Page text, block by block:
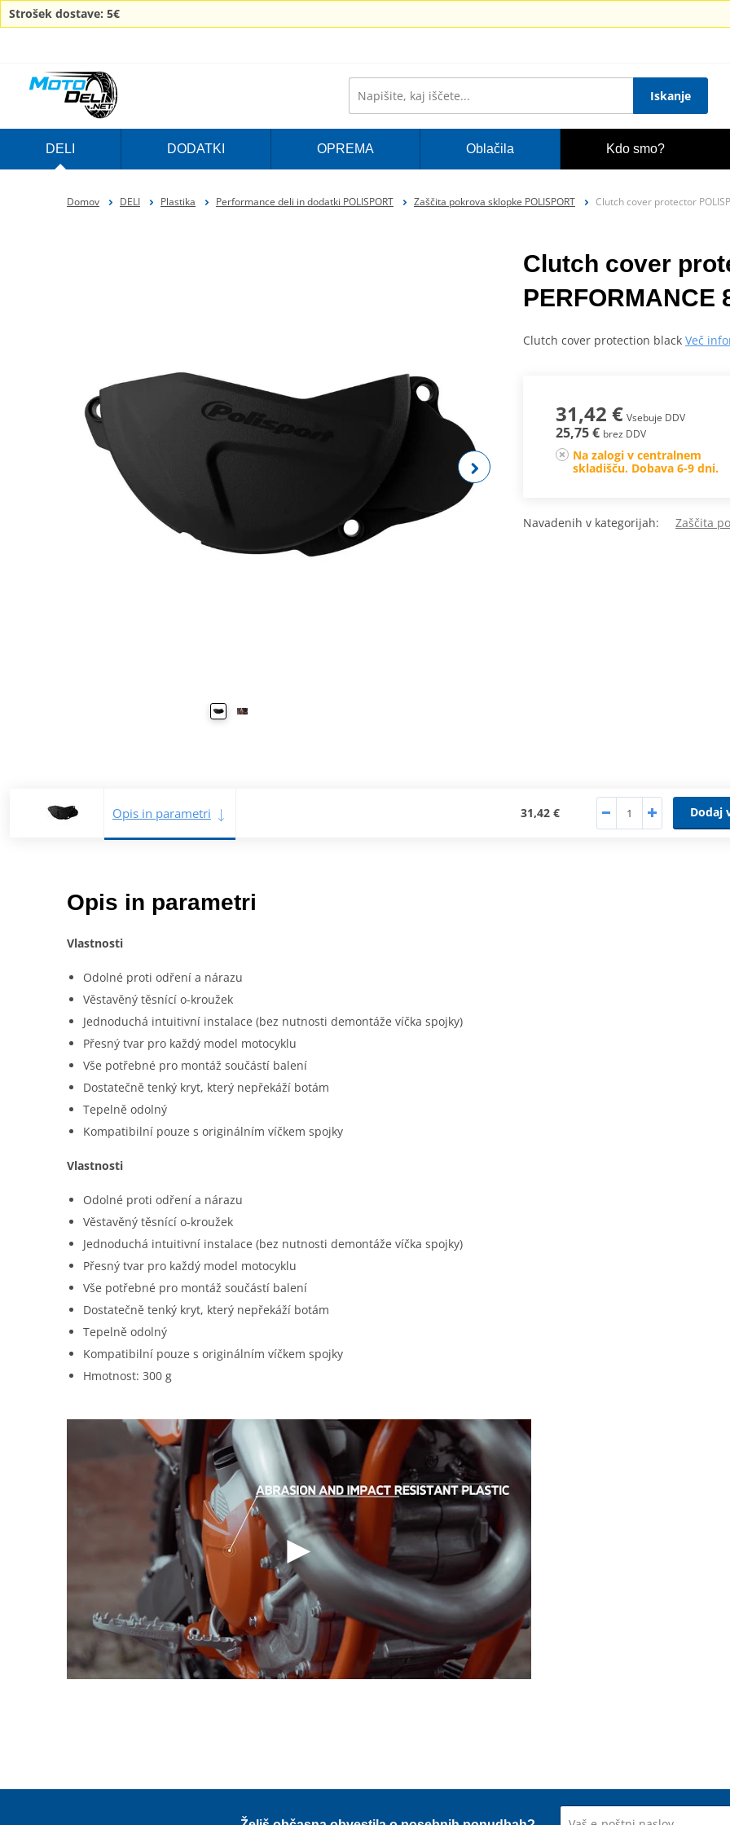
Strošek dostave: 5€
Iskanje
DELI DODATKI OPREMA Oblačila Kdo smo?
Domov DELI Plastika Performance deli in dodatki POLISPORT Zaščita pokrova sklopke POLISPORT Clutch cover protector
Clutch cover
PERFORMANCE
Clutch cover protection black Več
31,42 € Vsebuje DDV
25,75 € brez DDV
Na zalogi v centralnem
skladišču. Dobava 6-9 dni.
Navadenih v kategorijah: Zaščita
Opis in parametri 31,42 € Dodaj
Opis in parametri
Vlastnosti
Odolné proti odření a nárazu
Věstavěný těsnící o-kroužek
Jednoduchá intuitivní instalace (bez nutnosti demontáže víčka spojky)
Přesný tvar pro každý model motocyklu
Vše potřebné pro montáž součástí balení
Dostatečně tenký kryt, který nepřekáží botám
Tepelně odolný
Kompatibilní pouze s originálním víčkem spojky
Vlastnosti
Odolné proti odření a nárazu
Věstavěný těsnící o-kroužek
Jednoduchá intuitivní instalace (bez nutnosti demontáže víčka spojky)
Přesný tvar pro každý model motocyklu
Vše potřebné pro montáž součástí balení
Dostatečně tenký kryt, který nepřekáží botám
Tepelně odolný
Kompatibilní pouze s originálním víčkem spojky
Hmotnost: 300 g